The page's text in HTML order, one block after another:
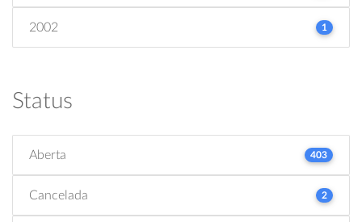
2002 1
Status
Aberta 403
Cancelada 2